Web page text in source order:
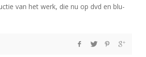
van het werk, die nu op dvd en blu-